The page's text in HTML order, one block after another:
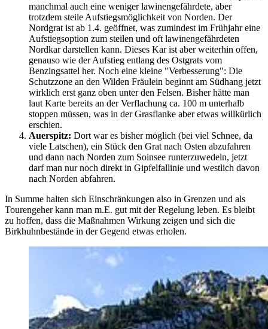
manchmal auch eine weniger lawinengefährdete, aber
trotzdem steile Aufstiegsmöglichkeit von Norden. Der
Nordgrat ist ab 1.4. geöffnet, was zumindest im Frühjahr eine
Aufstiegsoption zum steilen und oft lawinengefährdeten
Nordkar darstellen kann. Dieses Kar ist aber weiterhin offen,
genauso wie der Aufstieg entlang des Ostgrats vom
Benzingsattel her. Noch eine kleine "Verbesserung": Die
Schutzzone an den Wilden Fräulein beginnt am Südhang jetzt
wirklich erst ganz oben unter den Felsen. Bisher hätte man
laut Karte bereits an der Verflachung ca. 100 m unterhalb
stoppen müssen, was in der Grasflanke aber etwas willkürlich
erschien.
Auerspitz: Dort war es bisher möglich (bei viel Schnee, da
viele Latschen), ein Stück den Grat nach Osten abzufahren
und dann nach Norden zum Soinsee runterzuwedeln, jetzt
darf man nur noch direkt in Gipfelfallinie und westlich davon
nach Norden abfahren.
In Summe halten sich Einschränkungen also in Grenzen und als
Tourengeher kann man m.E. gut mit der Regelung leben. Es bleibt
zu hoffen, dass die Maßnahmen Wirkung zeigen und sich die
Birkhuhnbestände in der Gegend etwas erholen.